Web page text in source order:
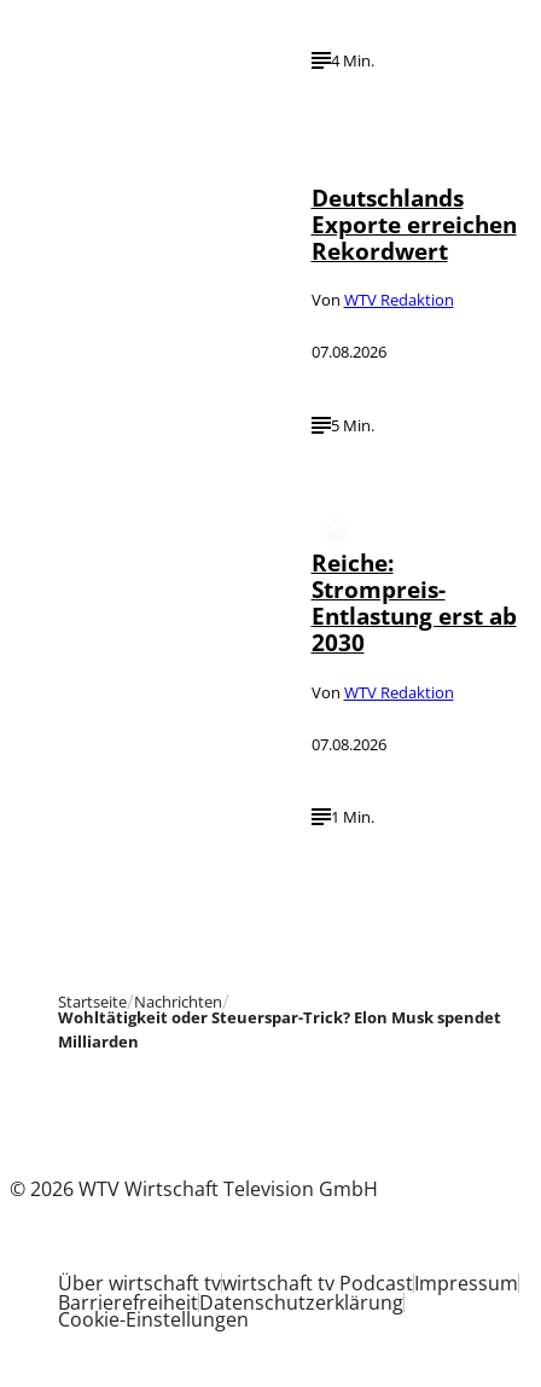
4 Min.
Deutschlands
Exporte erreichen
Rekordwert
Von WTV Redaktion
07.08.2026
5 Min.
Reiche:
Strompreis-
Entlastung erst ab
2030
Von WTV Redaktion
07.08.2026
1 Min.
Startseite Nachrichten
Wohltätigkeit oder Steuerspar-Trick? Elon Musk spendet
Milliarden
© 2026 WTV Wirtschaft Television GmbH
Über wirtschaft tvwirtschaft tv PodcastImpressum
BarrierefreiheitDatenschutzerklärung
Cookie-Einstellungen